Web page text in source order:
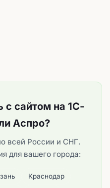
сайтом на 1С-
Аспро?
всей России и СНГ.
для вашего города:
Краснодар